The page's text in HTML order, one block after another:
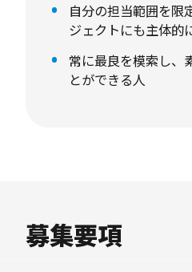
ていますが、コンテンツ
せてツールは選択可能で
自分の担当範囲を限
ジェクトにも主体的
常に最良を模索し、
とができる人
募集要項